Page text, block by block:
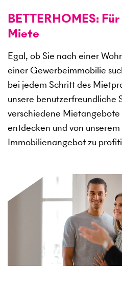
BETTERHOMES:
Miete
Egal, ob Sie nach einer
einer Gewerbeimmobilie
bei jedem Schritt des
unsere benutzerfreundliche
verschiedene Mietangebote
entdecken und von
Immobilienangebot zu